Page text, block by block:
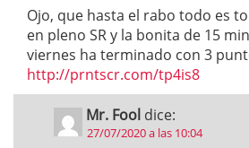
Ojo, que hasta el rabo todo es
en pleno SR y la bonita de 15
viernes ha terminado con 3
http://prntscr.com/tp4is8
Mr. Fool dice:
27/07/2020 a las 10:04